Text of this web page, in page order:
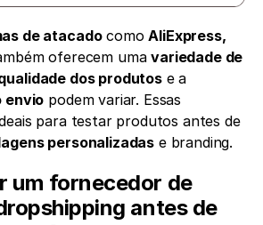
de atacado como AliExpress,
oferecem uma variedade de
dos produtos
envio podem variar. Essas
para testar produtos antes de
personalizadas e branding.
um fornecedor de
antes de